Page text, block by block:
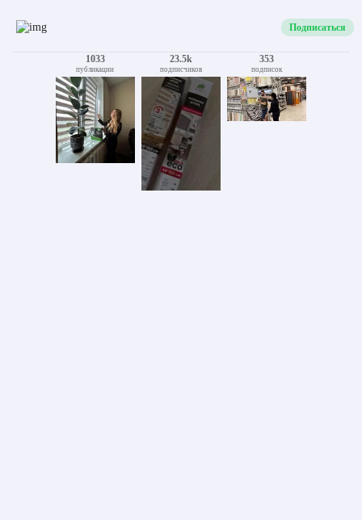
Подписаться
1033
публикации
23.5k
подписчиков
353
подписок